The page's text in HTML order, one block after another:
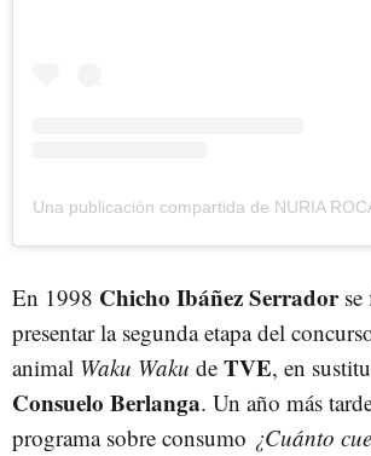
En 1998 Chicho Ibáñez Serradorse
presentar la segunda etapa del
animal Waku Waku de TVE, en
Consuelo Berlanga. Un año más
programa sobre consumo ¿Cuánto